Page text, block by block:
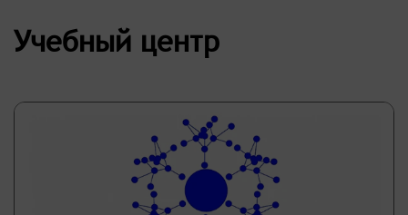
Учебный центр